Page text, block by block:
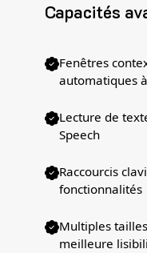
Capacités
Fenêtres
automatiques
Lecture de
Speech
Raccourcis
fonctionnalités
Multiples
meilleure